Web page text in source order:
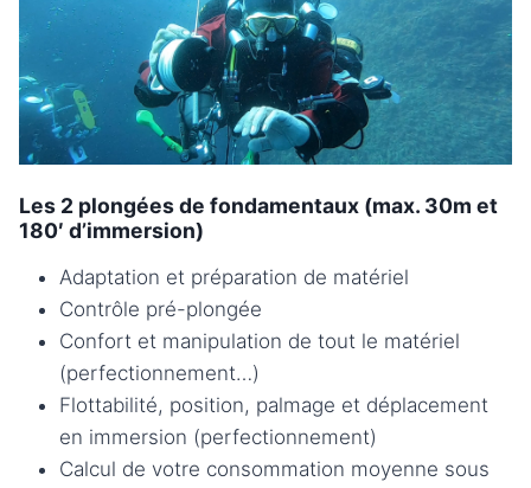
Les 2 plongées de fondamentaux (max. 30m et
180′ d’immersion)
Adaptation et préparation de matériel
Contrôle pré-plongée
Confort et manipulation de tout le matériel
(perfectionnement…)
Flottabilité, position, palmage et déplacement
en immersion (perfectionnement)
Calcul de votre consommation moyenne sous